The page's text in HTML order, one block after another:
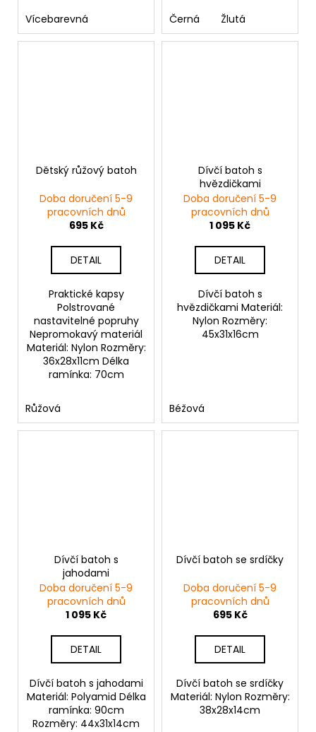
Vícebarevná Černá Žlutá
Dětský růžový batoh
Doba doručení 5-9
pracovních dnů
695 Kč
DETAIL
Praktické kapsy
Polstrované
nastavitelné popruhy
Nepromokavý materiál
Materiál: Nylon Rozměry:
36x28x11cm Délka
ramínka: 70cm
Růžová
Dívčí batoh s
hvězdičkami
Doba doručení 5-9
pracovních dnů
1 095 Kč
DETAIL
Dívčí batoh s
hvězdičkami Materiál:
Nylon Rozměry:
45x31x16cm
Béžová
Dívčí batoh s
jahodami
Doba doručení 5-9
pracovních dnů
1 095 Kč
DETAIL
Dívčí batoh s jahodami
Materiál: Polyamid Délka
ramínka: 90cm
Rozměry: 44x31x14cm
Dívčí batoh se srdíčky
Doba doručení 5-9
pracovních dnů
695 Kč
DETAIL
Dívčí batoh se srdíčky
Materiál: Nylon Rozměry:
38x28x14cm